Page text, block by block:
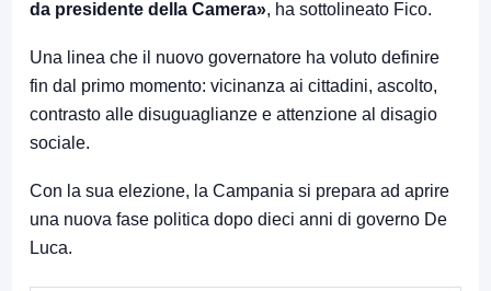
da presidente della Camera», ha sottolineato Fico.
Una linea che il nuovo governatore ha voluto definire
fin dal primo momento: vicinanza ai cittadini, ascolto,
contrasto alle disuguaglianze e attenzione al disagio
sociale.
Con la sua elezione, la Campania si prepara ad aprire
una nuova fase politica dopo dieci anni di governo De
Luca.